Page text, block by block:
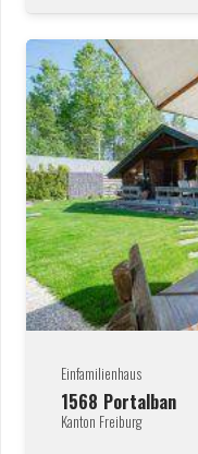
Einfamilienhaus
1568 Portalban
Kanton Freiburg